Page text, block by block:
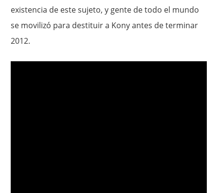
existencia de este sujeto, y gente de todo el mundo
se movilizó para destituir a Kony antes de terminar
2012.